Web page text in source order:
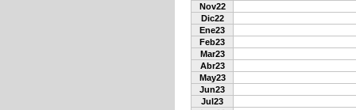
Nov22
Dic22
Ene23
Feb23
Mar23
Abr23
May23
Jun23
Jul23